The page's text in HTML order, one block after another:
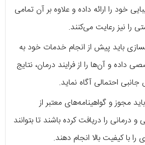
خود را ارائه داده و علاوه بر آن تمامی
را نیز رعایت می‌کنند.
باید پیش از انجام خدمات خود به
داده و آن‌ها را از فرایند درمان، نتایج
جانبی احتمالی آگاه نماید.
مجوز و گواهینامه‌های معتبر از
درمانی را دریافت کرده باشند تا بتوانند
با کیفیت بالا انجام دهند.